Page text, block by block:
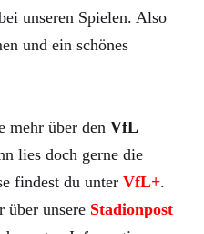
unseren Spielen. Also
und ein schönes
mehr über den VfL
lies doch gerne die
findest du unter VfL+.
über unsere Stadionpost